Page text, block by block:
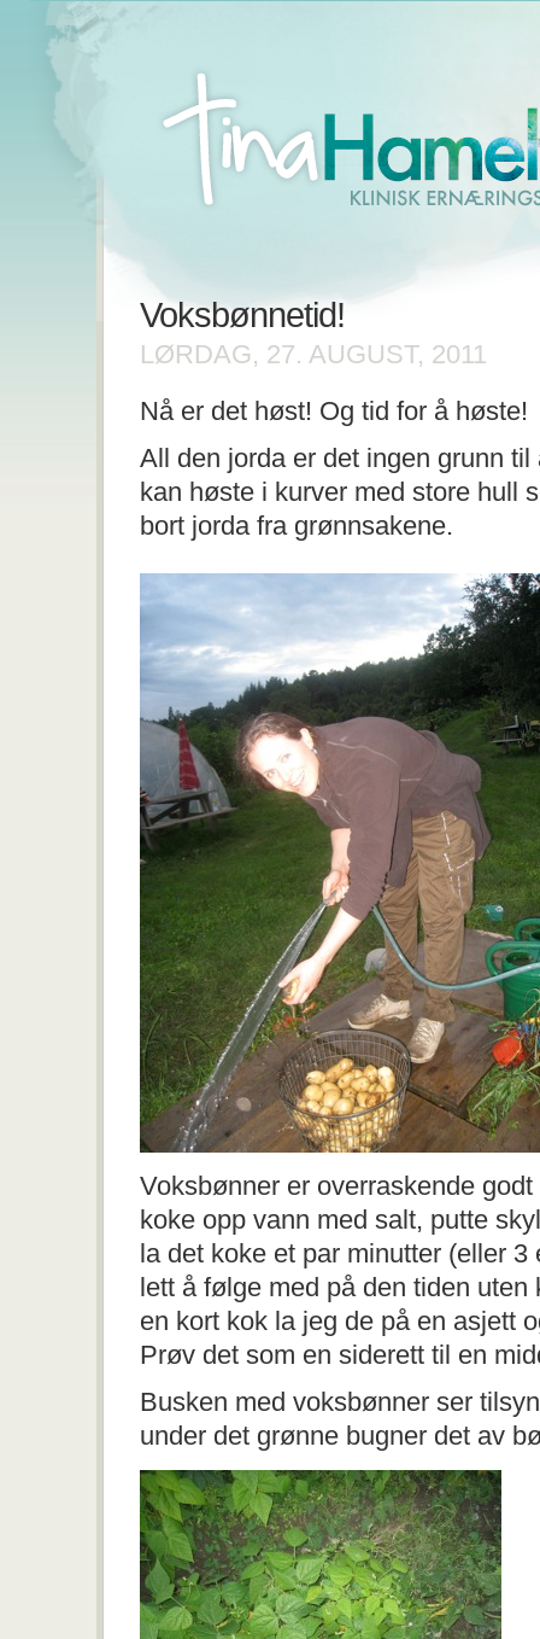
Voksbønnetid!
LØRDAG, 27. AUGUST, 2011
Nå er det høst! Og tid for å høste!
All den jorda er det ingen grunn
kan høste i kurver med store hull
bort jorda fra grønnsakene.
Voksbønner er overraskende godt
koke opp vann med salt, putte
la det koke et par minutter (eller
lett å følge med på den tiden uten
en kort kok la jeg de på en asjett
Prøv det som en siderett til en
Busken med voksbønner ser
under det grønne bugner det av